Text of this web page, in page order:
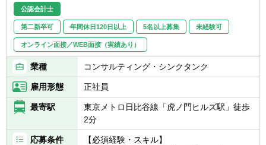
臨機応変に出社と在宅勤務を利用可能）
残業時間 ：通常時20～30時間/月、繁忙期
（1～3月）40時間/月（※あくまでも目安とな
ります）
豊富にあります
【キャリアパス】
■経営に役立つ唯一無二の専門家としてさら
に上位のエキスパート職を目指す
■高度の会計専門性と組織マネジメント能力
を兼ね備えることで組織責任者を目指す
■会計専門性に加え、事業経営に対する深い
えることで海外の経理責任者を目指す
投資案件サイズは数百億円から1000億円規模
までを想定しており、4000億円超の潤沢な手
元資金を背景に、また意思決定の速いオーナ
ー企業であるという強みも活かしながら、ス
ピード感を持って案件を推進できます。
案件は国内外問わず、ソーシングからクロー
ジングまでの一連のプロセスを担当するた
め、
M&A業務の幅広いフェーズに携わることがで
き、非常にやりがいのある環境です。
公認会計士
第二新卒可 年間休日120日以上 5名以上募集 未経験可
オンライン面接／WEB面接（実績あり）
業種 コンサルティング・シンクタンク
雇用形態 正社員
最寄駅
東京メトロ日比谷線「虎ノ門ヒルズ駅」徒歩
2分
応募条件
【必須経験・スキル】